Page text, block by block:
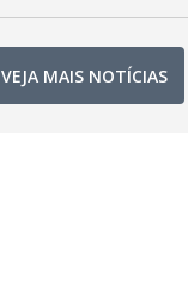
VEJA MAIS NOTÍCIAS